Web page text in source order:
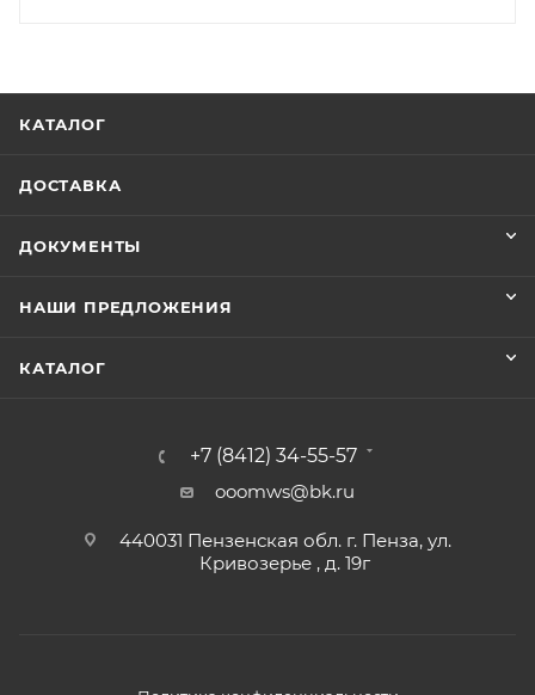
КАТАЛОГ
ДОСТАВКА
ДОКУМЕНТЫ
НАШИ ПРЕДЛОЖЕНИЯ
КАТАЛОГ
+7 (8412) 34-55-57
ooomws@bk.ru
440031 Пензенская обл. г. Пенза, ул.
Кривозерье , д. 19г